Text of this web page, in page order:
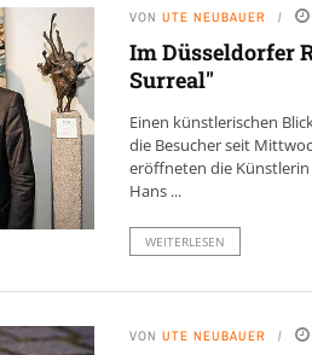
VON UTE NEUBAUER
Im Düsseldorfer
Surreal"
Einen künstlerischen
die Besucher seit
eröffneten die
Hans ...
WEITERLESEN
VON UTE NEUBAUER